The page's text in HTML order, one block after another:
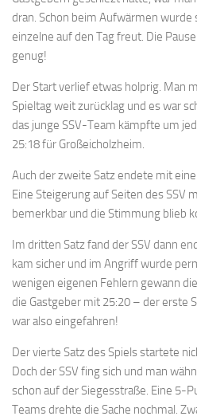
dran. Schon beim Aufwärmen wurde
einzelne auf den Tag freut. Die
genug!
Der Start verlief etwas holprig. Man
Spieltag weit zurücklag und es war
das junge SSV-Team kämpfte um
25:18 für Großeicholzheim.
Auch der zweite Satz endete mit
Eine Steigerung auf Seiten des SSV
bemerkbar und die Stimmung blieb
Im dritten Satz fand der SSV dann
kam sicher und im Angriff wurde
wenigen eigenen Fehlern gewann
die Gastgeber mit 25:20 – der erste
war also eingefahren!
Der vierte Satz des Spiels startete
Doch der SSV fing sich und man
schon auf der Siegesstraße. Eine 5-
Teams drehte die Sache nochmal.